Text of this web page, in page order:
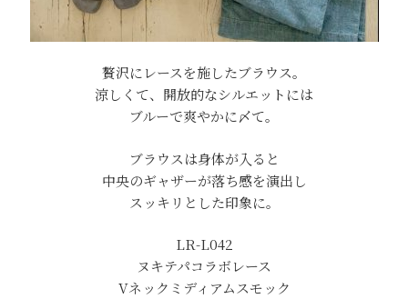
贅沢にレースを施したブラウス。
涼しくて、開放的なシルエットには
ブルーで爽やかに〆て。
ブラウスは身体が入ると
中央のギャザーが落ち感を演出し
スッキリとした印象に。
LR-L042
ヌキテパコラボレース
Vネックミディアムスモック